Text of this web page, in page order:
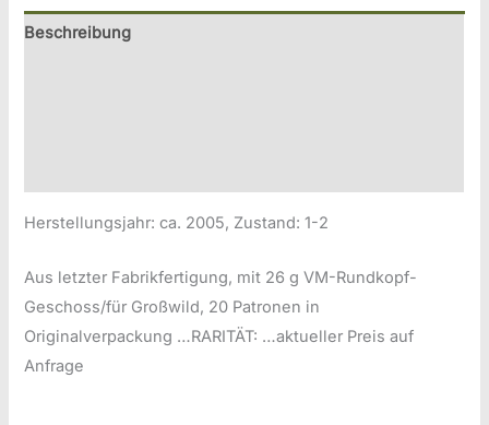
Beschreibung
Herstellungsjahr: ca. 2005, Zustand: 1-2
Aus letzter Fabrikfertigung, mit 26 g VM-Rundkopf-
Geschoss/für Großwild, 20 Patronen in
Originalverpackung …RARITÄT: …aktueller Preis auf
Anfrage